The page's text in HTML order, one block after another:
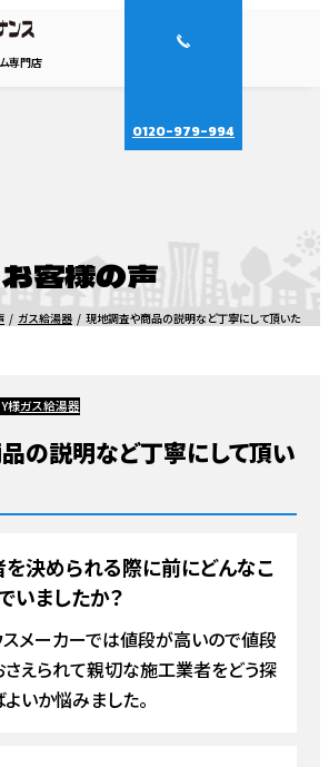
専門店
0120-979-994
お客様の声
ガス給湯器 現地調査や商品の説明など丁寧にして頂いた
様ガス給湯器
の説明など丁寧にして頂い
決められる際に前にどんなこ
いましたか？
メーカーでは値段が高いので値段
さえられて親切な施工業者をどう探
いか悩みました。